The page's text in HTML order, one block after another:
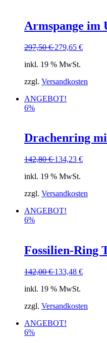
Armspange im
297,50€ 279,65 €
inkl. 19 % MwSt.
zzgl. Versandkosten
ANGEBOT!
6%
Drachenring
142,80€ 134,23 €
inkl. 19 % MwSt.
zzgl. Versandkosten
ANGEBOT!
6%
Fossilien-Ring
142,00€ 133,48 €
inkl. 19 % MwSt.
zzgl. Versandkosten
ANGEBOT!
6%